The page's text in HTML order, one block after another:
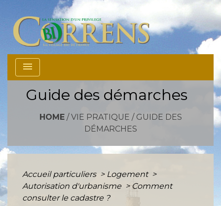
menu
Guide des démarches
HOME/ VIE PRATIQUE / GUIDE DES
DÉMARCHES
Accueil particuliers > Logement >
Autorisation d'urbanisme > Comment
consulter le cadastre ?